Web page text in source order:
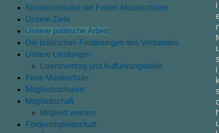
Bundesverband der Freien Musikschulen
Unsere Ziele
Unsere politische Arbeit
Die politischen Forderungen des Verbandes
Unsere Leistungen
Lizenzvertrag und Aufführungstarife
Freie Musikschule
Mitgliedsschulen
Mitgliedschaft
Mitglied werden
Fördermitgliedschaft
i
i